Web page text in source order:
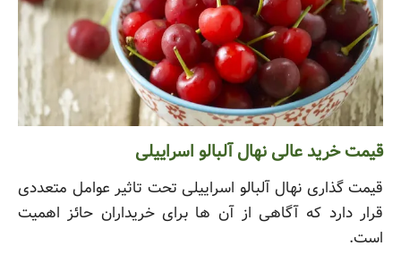
قیمت خرید عالی نهال آلبالو اسراییلی
قیمت گذاری نهال آلبالو اسراییلی تحت تاثیر عوامل متعددی
قرار دارد که آگاهی از آن ها برای خریداران حائز اهمیت
است.